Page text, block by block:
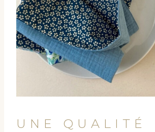
UNE QUALITÉ